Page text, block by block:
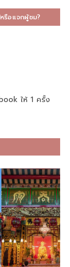
รือแจกผู้ชม?
ให้ 1 ครั้ง